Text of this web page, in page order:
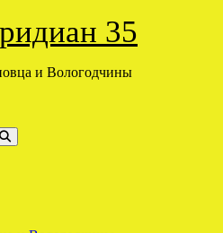
35
и Вологодчины